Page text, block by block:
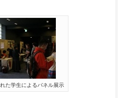
た学生によるパネル展示